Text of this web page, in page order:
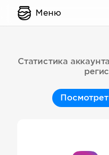
Меню
Статистика